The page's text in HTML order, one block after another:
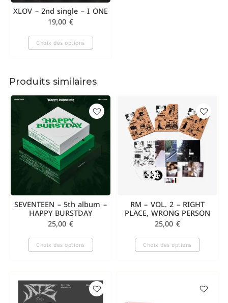
XLOV – 2nd single – I ONE
19,00 €
Choix des options
Produits similaires
SEVENTEEN – 5th album –
HAPPY BURSTDAY
25,00 €
Choix des options
RM – VOL. 2 – RIGHT
PLACE, WRONG PERSON
25,00 €
Choix des options